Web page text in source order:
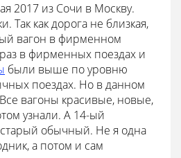
2017 из Сочи в Москву.
Так как дорога не близкая,
вагон в фирменном
в фирменных поездах и
были выше по уровню
поездах. Но в данном
вагоны красивые, новые,
узнали. А 14-ый
обычный. Не я одна
а потом и сам